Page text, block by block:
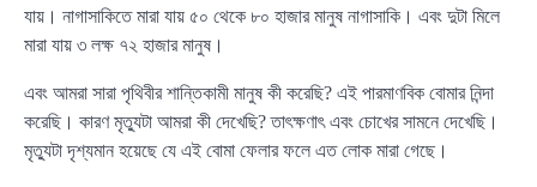
যায়। নাগাসাকিতে মারা যায় ৫০ থেকে ৮০ হাজার মানুষ নাগাসাকি। এবং দুটা মিলে
মারা যায় ৩ লক্ষ ৭২ হাজার মানুষ।
এবং আমরা সারা পৃথিবীর শান্তিকামী মানুষ কী করেছি? এই পারমাণবিক বোমার নিন্দা
করেছি। কারণ মৃত্যুটা আমরা কী দেখেছি? তাৎক্ষণাৎ এবং চোখের সামনে দেখেছি।
মৃত্যুটা দৃশ্যমান হয়েছে যে এই বোমা ফেলার ফলে এত লোক মারা গেছে।